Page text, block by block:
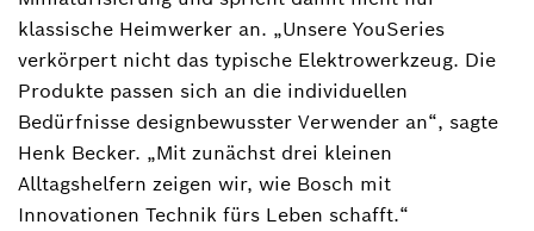
klassische Heimwerker an. „Unsere YouSeries
verkörpert nicht das typische Elektrowerkzeug. Die
Produkte passen sich an die individuellen
Bedürfnisse designbewusster Verwender an“, sagte
Henk Becker. „Mit zunächst drei kleinen
Alltagshelfern zeigen wir, wie Bosch mit
Innovationen Technik fürs Leben schafft.“